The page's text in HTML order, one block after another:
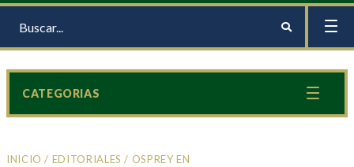
INICIO / EDITORIALES / OSPREY EN
CATEGORIAS